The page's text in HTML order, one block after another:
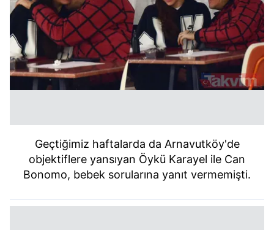
Geçtiğimiz haftalarda da Arnavutköy'de
objektiflere yansıyan Öykü Karayel ile Can
Bonomo, bebek sorularına yanıt vermemişti.